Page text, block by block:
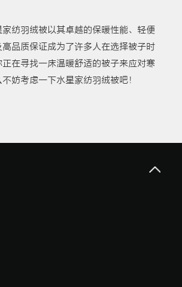
纺羽绒被以其卓越的保暖性能、轻便
品质保证成为了许多人在选择被子时
在寻找一床温暖舒适的被子来应对寒
妨考虑一下水星家纺羽绒被吧！